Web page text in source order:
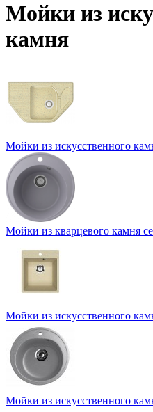
Мойки из
камня
Мойки из искусственного
Мойки из кварцевого камня
Мойки из искусственного
Мойки из искусственного